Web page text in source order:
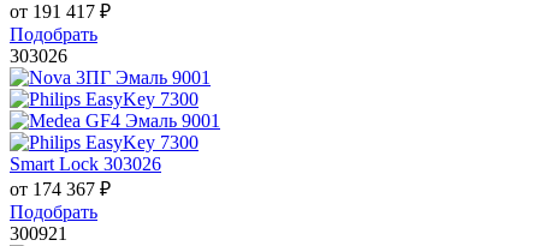
от 191 417 ₽
Подобрать
303026
Smart Lock 303026
от 174 367 ₽
Подобрать
300921